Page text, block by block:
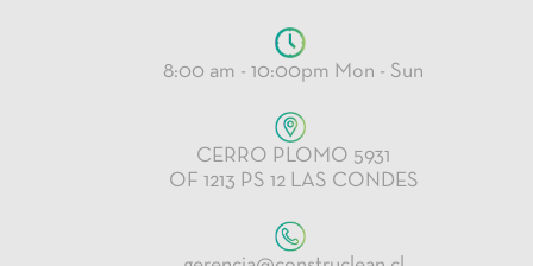
8:00 am - 10:00pm Mon - Sun
CERRO PLOMO 5931
OF 1213 PS 12 LAS CONDES